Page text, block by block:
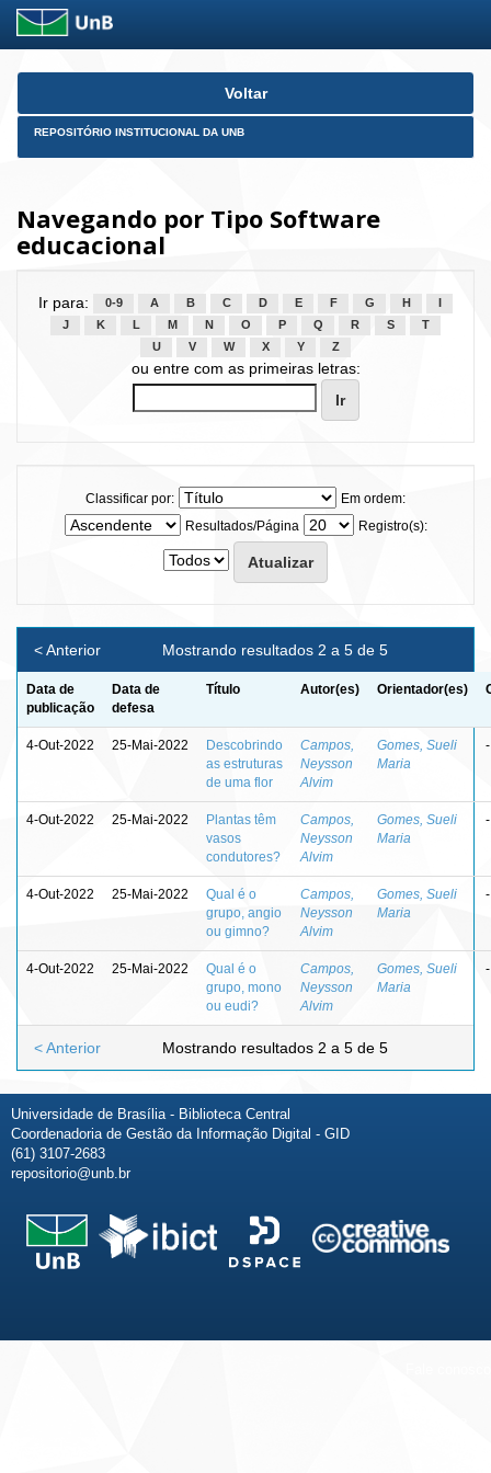
Skip
Voltar
REPOSITÓRIO INSTITUCIONAL DA UNB
Navegando por Tipo Software
educacional
Ir para: 0-9 A B C D E F G H
J
K L M N O P Q R S
T
U
V W X Y Z
ou entre com as primeiras letras:
Classificar por:
Em ordem:
Resultados/Página
Registro(s):
Mostrando resultados 2 a 5 de 5
< Anterior
Data de
publicação
Data de
defesa
Título Autor(es) Orientador(es)
4-Out-2022 25-Mai-2022
Descobrindo
as estruturas
de uma flor
Campos,
Neysson
Alvim
Gomes, Sueli
Maria
-
4-Out-2022 25-Mai-2022
Plantas têm
vasos
condutores?
Campos,
Neysson
Alvim
Gomes, Sueli
Maria
-
4-Out-2022 25-Mai-2022
Qual é o
grupo, angio
ou gimno?
Campos,
Neysson
Alvim
Gomes, Sueli
Maria
-
4-Out-2022 25-Mai-2022
Qual é o
grupo, mono
ou eudi?
Campos,
Neysson
Alvim
Gomes, Sueli
Maria
-
Mostrando resultados 2 a 5 de 5
< Anterior
Universidade de Brasília - Biblioteca Central
Coordenadoria de Gestão da Informação Digital - GID
(61) 3107-2683
repositorio@unb.br